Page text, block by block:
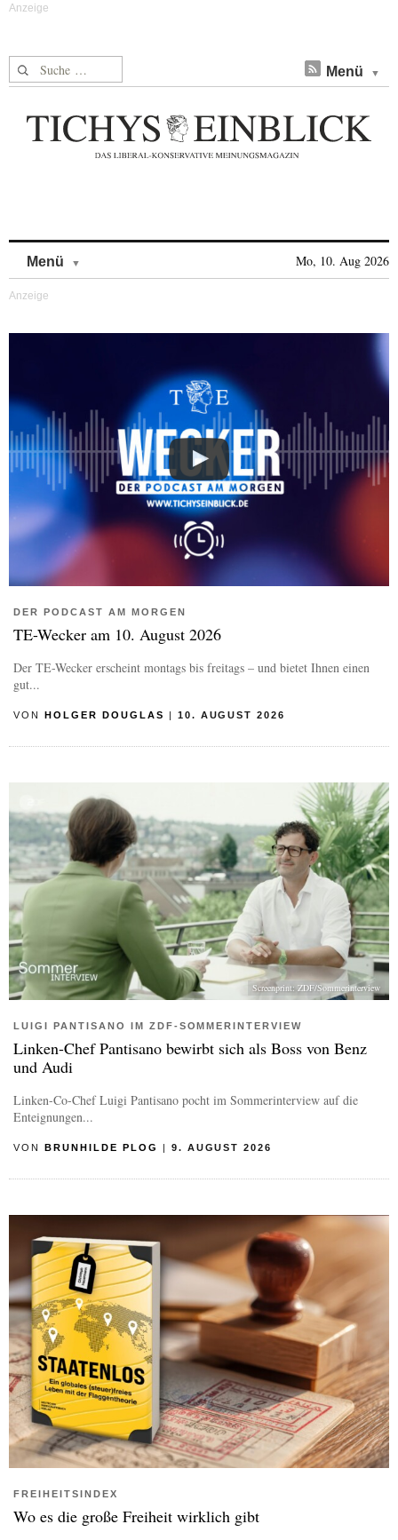
Suche nach: Menü
Menü Mo, 10. Aug 2026
DER PODCAST AM MORGEN
TE-Wecker am 10. August 2026
Der TE-Wecker erscheint montags bis freitags – und bietet Ihnen einen
gut...
VON HOLGER DOUGLAS 10. AUGUST 2026
Screenprint: ZDF/Sommerinterview
LUIGI PANTISANO IM ZDF-SOMMERINTERVIEW
Linken-Chef Pantisano bewirbt sich als Boss von Benz
und Audi
Linken-Co-Chef Luigi Pantisano pocht im Sommerinterview auf die
Enteignungen...
VON BRUNHILDE PLOG 9. AUGUST 2026
FREIHEITSINDEX
Wo es die große Freiheit wirklich gibt